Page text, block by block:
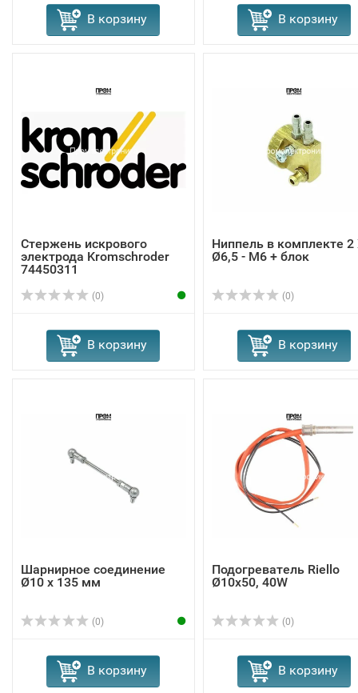
В корзину В корзину
Стержень искрового
электрода Kromschroder
74450311
(0)
В корзину
Ниппель в комплекте 2
Ø6,5 - M6 + блок
(0)
В корзину
Шарнирное соединение
Ø10 x 135 мм
(0)
В корзину
Подогреватель Riello
Ø10x50, 40W
(0)
В корзину